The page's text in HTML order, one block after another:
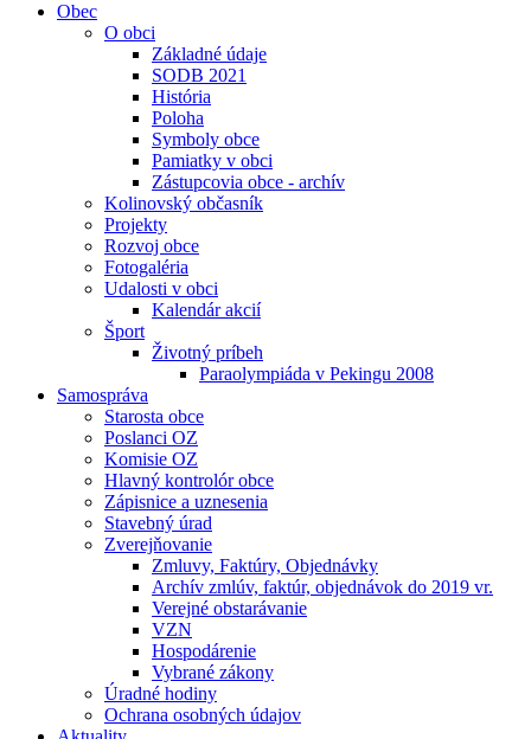
Obec
O obci
Základné údaje
SODB 2021
História
Poloha
Symboly obce
Pamiatky v obci
Zástupcovia obce - archív
Kolinovský občasník
Projekty
Rozvoj obce
Fotogaléria
Udalosti v obci
Kalendár akcií
Šport
Životný príbeh
Paraolympiáda v Pekingu 2008
Samospráva
Starosta obce
Poslanci OZ
Komisie OZ
Hlavný kontrolór obce
Zápisnice a uznesenia
Stavebný úrad
Zverejňovanie
Zmluvy, Faktúry, Objednávky
Archív zmlúv, faktúr, objednávok do 2019 vr.
Verejné obstarávanie
VZN
Hospodárenie
Vybrané zákony
Úradné hodiny
Ochrana osobných údajov